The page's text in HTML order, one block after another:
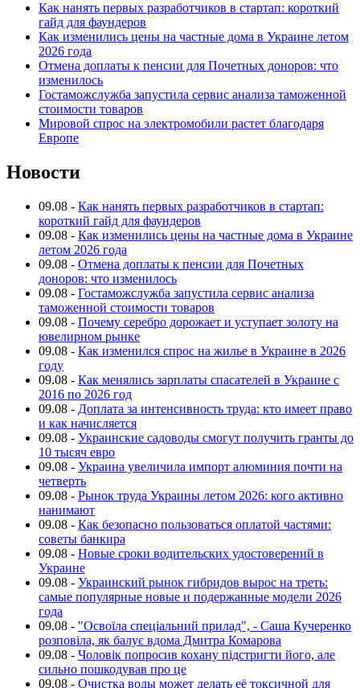
Как нанять первых разработчиков в стартап: короткий
гайд для фаундеров
Как изменились цены на частные дома в Украине летом
2026 года
Отмена доплаты к пенсии для Почетных доноров: что
изменилось
Гостаможслужба запустила сервис анализа таможенной
стоимости товаров
Мировой спрос на электромобили растет благодаря
Европе
Новости
09.08 - Как нанять первых разработчиков в стартап:
короткий гайд для фаундеров
09.08 - Как изменились цены на частные дома в Украине
летом 2026 года
09.08 - Отмена доплаты к пенсии для Почетных
доноров: что изменилось
09.08 - Гостаможслужба запустила сервис анализа
таможенной стоимости товаров
09.08 - Почему серебро дорожает и уступает золоту на
ювелирном рынке
09.08 - Как изменился спрос на жилье в Украине в 2026
году
09.08 - Как менялись зарплаты спасателей в Украине с
2016 по 2026 год
09.08 - Доплата за интенсивность труда: кто имеет право
и как начисляется
09.08 - Украинские садоводы смогут получить гранты до
10 тысяч евро
09.08 - Украина увеличила импорт алюминия почти на
четверть
09.08 - Рынок труда Украины летом 2026: кого активно
нанимают
09.08 - Как безопасно пользоваться оплатой частями:
советы банкира
09.08 - Новые сроки водительских удостоверений в
Украине
09.08 - Украинский рынок гибридов вырос на треть:
самые популярные новые и подержанные модели 2026
года
09.08 - "Освоїла спеціальний прилад", - Саша Кучеренко
розповіла, як балує вдома Дмитра Комарова
09.08 - Чоловік попросив кохану підстригти його, але
сильно пошкодував про це
09.08 - Очистка воды может делать её токсичной для